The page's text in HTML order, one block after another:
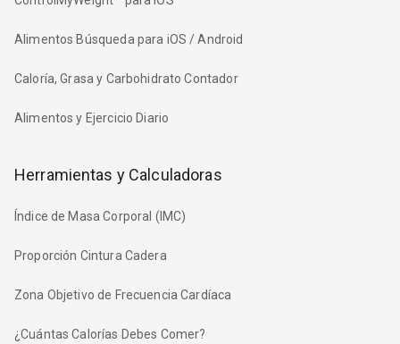
Alimentos Búsqueda para iOS / Android
Caloría, Grasa y Carbohidrato Contador
Alimentos y Ejercicio Diario
Herramientas y Calculadoras
Índice de Masa Corporal (IMC)
Proporción Cintura Cadera
Zona Objetivo de Frecuencia Cardíaca
¿Cuántas Calorías Debes Comer?